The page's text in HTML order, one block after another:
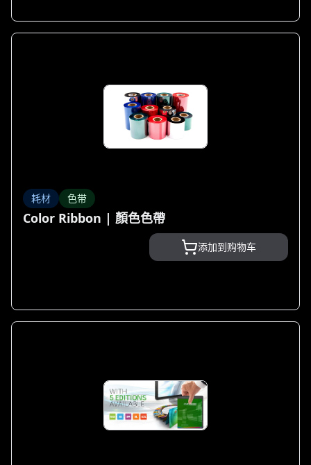
耗材 色带
Color Ribbon | 顏色色帶
添加到购物车